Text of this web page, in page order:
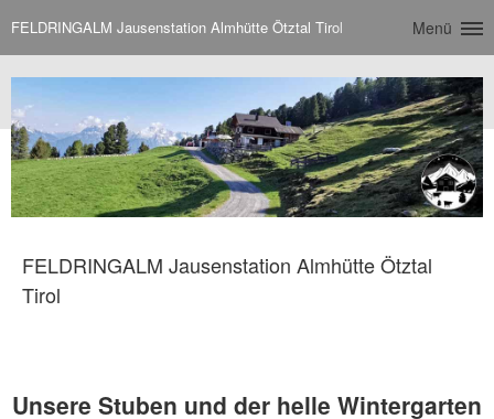
FELDRINGALM Jausenstation Almhütte Ötztal Tirol Menü
FELDRINGALM Jausenstation Almhütte Ötztal
Tirol
Unsere Stuben und der helle Wintergarten